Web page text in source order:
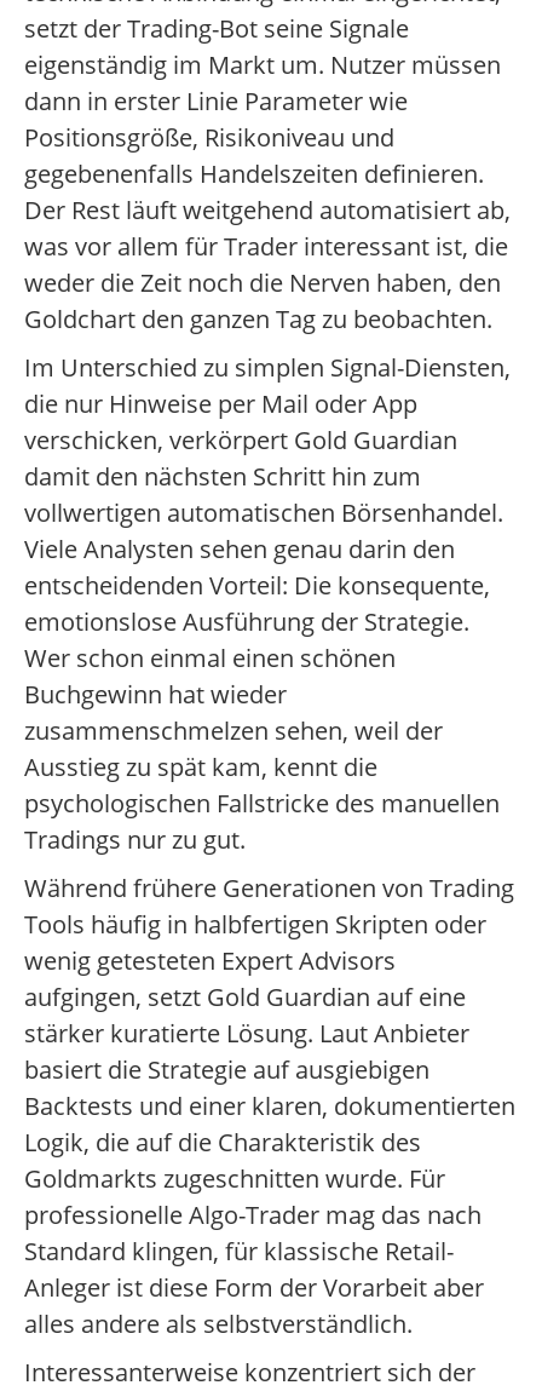
setzt der Trading-Bot seine Signale
eigenständig im Markt um. Nutzer müssen
dann in erster Linie Parameter wie
Positionsgröße, Risikoniveau und
gegebenenfalls Handelszeiten definieren.
Der Rest läuft weitgehend automatisiert ab,
was vor allem für Trader interessant ist, die
weder die Zeit noch die Nerven haben, den
Goldchart den ganzen Tag zu beobachten.
Im Unterschied zu simplen Signal-Diensten,
die nur Hinweise per Mail oder App
verschicken, verkörpert Gold Guardian
damit den nächsten Schritt hin zum
vollwertigen automatischen Börsenhandel.
Viele Analysten sehen genau darin den
entscheidenden Vorteil: Die konsequente,
emotionslose Ausführung der Strategie.
Wer schon einmal einen schönen
Buchgewinn hat wieder
zusammenschmelzen sehen, weil der
Ausstieg zu spät kam, kennt die
psychologischen Fallstricke des manuellen
Tradings nur zu gut.
Während frühere Generationen von Trading
Tools häufig in halbfertigen Skripten oder
wenig getesteten Expert Advisors
aufgingen, setzt Gold Guardian auf eine
stärker kuratierte Lösung. Laut Anbieter
basiert die Strategie auf ausgiebigen
Backtests und einer klaren, dokumentierten
Logik, die auf die Charakteristik des
Goldmarkts zugeschnitten wurde. Für
professionelle Algo-Trader mag das nach
Standard klingen, für klassische Retail-
Anleger ist diese Form der Vorarbeit aber
alles andere als selbstverständlich.
Interessanterweise konzentriert sich der